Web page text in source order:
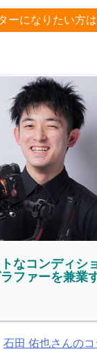
ーになりたい方
トなコンディシ
ファーを兼業
石田 佑也さんの